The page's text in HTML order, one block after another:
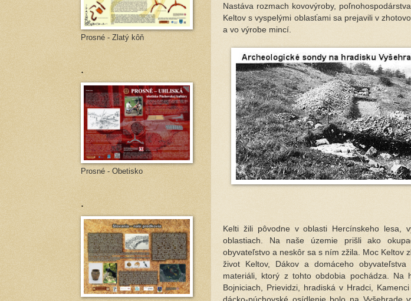
Nastáva rozmach kovovýroby,
Keltov s vyspelými oblasťami sa prejavili v
a vo výrobe mincí.
Kelti žili pôvodne v oblasti Hercínskeho lesa,
oblastiach. Na naše územie prišli ako
obyvateľstvo a neskôr sa s ním zžila. Moc Keltov
život Keltov, Dákov a domáceho
materiáli, ktorý z tohto obdobia pochádza. Na
Bojniciach, Prievidzi, hradiská v Hradci,
Prosné - Zlatý kôň
.
Prosné - Obetisko
.